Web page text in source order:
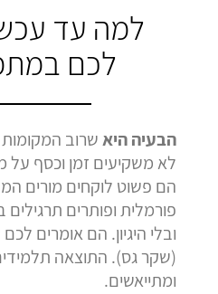
לחץ לצפייה
בהמלצה
למה עד
לכם
הבעיה היאשרוב
לא משקיעים זמן וכסף על
הם פשוט לוקחים מורים
פורמלית ופותרים
ובלי היגיון. הם אומרים
(שקר גס). התוצאה
ומתייאשים.